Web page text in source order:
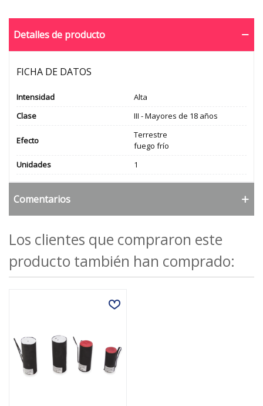
Detalles de producto
FICHA DE DATOS
Intensidad
Alta
Clase
III - Mayores de 18 años
Efecto
Terrestre
fuego frío
Unidades
1
Comentarios
Los clientes que compraron este
producto también han comprado: